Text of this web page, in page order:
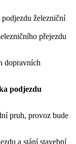
železniční
přejezdu
dopravních
podjezdu
pruh, provoz bude
a stání stavební